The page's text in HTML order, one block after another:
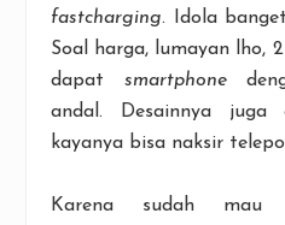
fastcharging. Idola
Soal harga, lumayan lho,
dapat smartphone
andal. Desainnya juga
kayanya bisa naksir
Karena sudah